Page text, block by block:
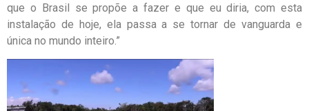
que o Brasil se propõe a fazer e que eu diria, com esta
instalação de hoje, ela passa a se tornar de vanguarda e
única no mundo inteiro.”